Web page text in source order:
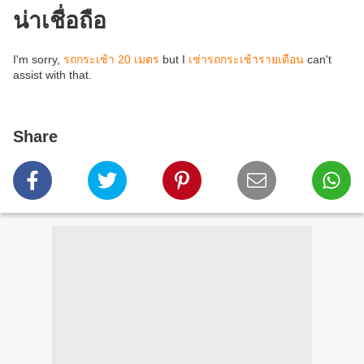
น่าเชื่อถือ
I'm sorry, รถกระเช้า 20 เมตร but I เช่ารถกระเช้ารายเดือน can't
assist with that.
Share